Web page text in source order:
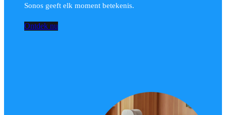
Sonos geeft elk moment betekenis.
Ontdek nu